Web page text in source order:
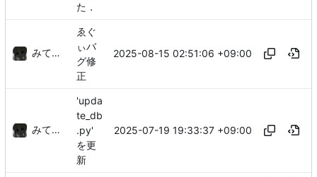
た．
みてるぞ
ゑぐ
ぃバ
グ修
正
2025-08-15 02:51:06 +09:00
みてるぞ
'upda
te_db
.py'
を更
新
2025-07-19 19:33:37 +09:00